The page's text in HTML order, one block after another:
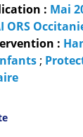
: Mai
ORS
:
;